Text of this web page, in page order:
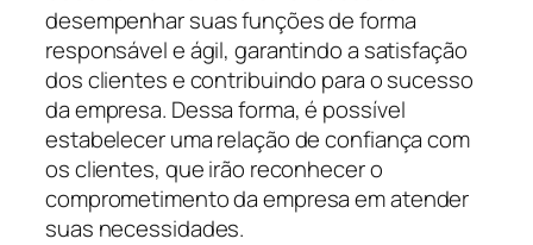
desempenhar suas funções de forma
responsável e ágil, garantindo a satisfação
dos clientes e contribuindo para o sucesso
da empresa. Dessa forma, é possível
estabelecer uma relação de confiança com
os clientes, que irão reconhecer o
comprometimento da empresa em atender
suas necessidades.